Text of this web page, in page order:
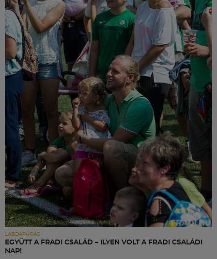
LABDARÚGÁS
EGYÜTT A FRADI CSALÁD – ILYEN VOLT A FRADI CSALÁDI
NAP!